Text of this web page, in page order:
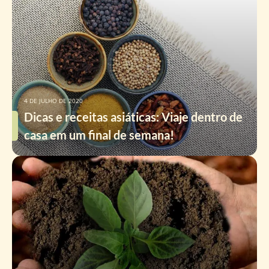
Dicas e receitas asiáticas: Viaje dentro de
casa em um final de semana!
4 DE JULHO DE 2020